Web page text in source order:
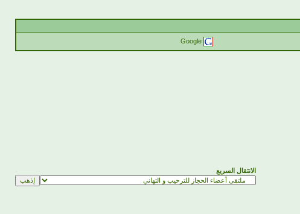
Google
الانتقال السريع